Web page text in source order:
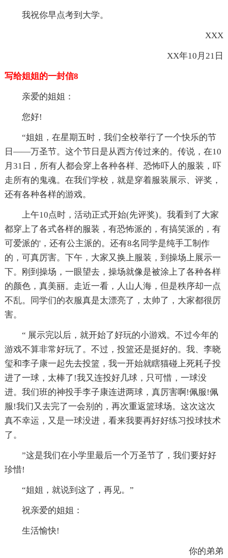
我祝你早点考到大学。
XXX
XX年10月21日
写给姐姐的一封信8
亲爱的姐姐：
您好!
“姐姐，在星期五时，我们全校举行了一个快乐的节
日——万圣节。这个节日是从西方传过来的。传说，在10
月31日，所有人都会穿上各种各样、恐怖吓人的服装，吓
走所有的鬼魂。在我们学校，就是穿着服装展示、评奖，
还有各种各样的游戏。
上午10点时，活动正式开始(先评奖)。我看到了大家
都穿上了各式各样的服装，有恐怖派的，有搞笑派的，有
可爱派的'，还有公主派的。还有8名同学是纯手工制作
的，可真厉害。下午，大家又换上服装，到操场上展示一
下。刚到操场，一眼望去，操场就像是被涂上了各种各样
的颜色，真美丽。走近一看，人山人海，但是秩序却一点
不乱。同学们的衣服真是太漂亮了，太帅了，大家都很厉
害。
“ 展示完以后，就开始了好玩的小游戏。不过今年的
游戏不算非常好玩了。不过，投篮还是挺好的。我、李晓
玺和李子康一起先去投篮，我一开始就瞎猫碰上死耗子投
进了一球，太棒了!我又连投好几球，只可惜，一球没
进。我们班的神投手李子康连进两球，真厉害啊!佩服!佩
服!我们又去完了一会别的，再次重返篮球场。这次这次
真不幸运，又是一球没进，看来我要再好好练习投球技术
了。
”这是我们在小学里最后一个万圣节了，我们要好好
珍惜!
“姐姐，就说到这了，再见。”
祝亲爱的姐姐：
生活愉快!
你的弟弟